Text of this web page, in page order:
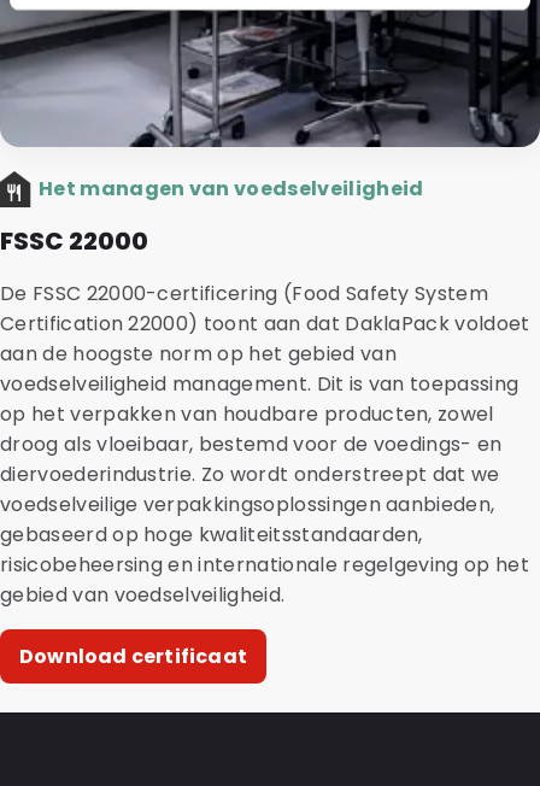
Het managen van voedselveiligheid
FSSC 22000
De FSSC 22000-certificering (Food Safety System
Certification 22000) toont aan dat DaklaPack voldoet
aan de hoogste norm op het gebied van
voedselveiligheid management. Dit is van toepassing
op het verpakken van houdbare producten, zowel
droog als vloeibaar, bestemd voor de voedings- en
diervoederindustrie. Zo wordt onderstreept dat we
voedselveilige verpakkingsoplossingen aanbieden,
gebaseerd op hoge kwaliteitsstandaarden,
risicobeheersing en internationale regelgeving op het
gebied van voedselveiligheid.
Download certificaat